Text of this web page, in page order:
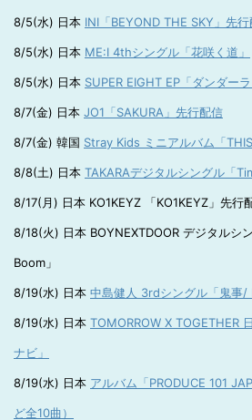
8/5(水) 日本 INI「BEYOND THE SKY」先
8/5(水) 日本 ME:I 4thシングル「花咲く道」
8/5(水) 日本 SUPER EIGHT EP「ダンダーラ
8/7(金) 日本 JO1「SAKURA」先行配信
8/7(金) 韓国 Stray Kids ミニアルバム「THIS
8/8(土) 日本 TAKARAデジタルシングル「
8/17(月) 日本 KO1KEYZ 「KO1KEYZ」先行
8/18(火) 日本 BOYNEXTDOOR デジタルシ
Boom」
8/19(水) 日本 中島健人 3rdシングル「鬼事/
8/19(水) 日本 TOMORROW X TOGETHER
ナビ」
8/19(水) 日本 アルバム「PRODUCE 101
ど全10曲）